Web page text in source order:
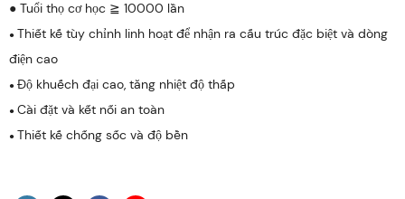
● Tuổi thọ cơ học ≧ 10000 lần
● Thiết kế tùy chỉnh linh hoạt để nhận ra cấu trúc đặc biệt và dòng
điện cao
● Độ khuếch đại cao, tăng nhiệt độ thấp
● Cài đặt và kết nối an toàn
● Thiết kế chống sốc và độ bền